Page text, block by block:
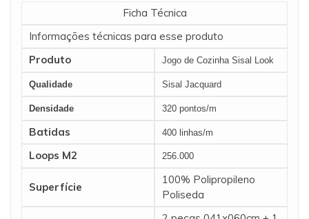
Ficha Técnica
Informações técnicas para esse produto
Produto
Jogo de Cozinha Sisal Look
Qualidade Sisal Jacquard
Densidade 320 pontos/m
Batidas 400 linhas/m
Loops M2 256.000
Superfície
100% Polipropileno
Poliseda